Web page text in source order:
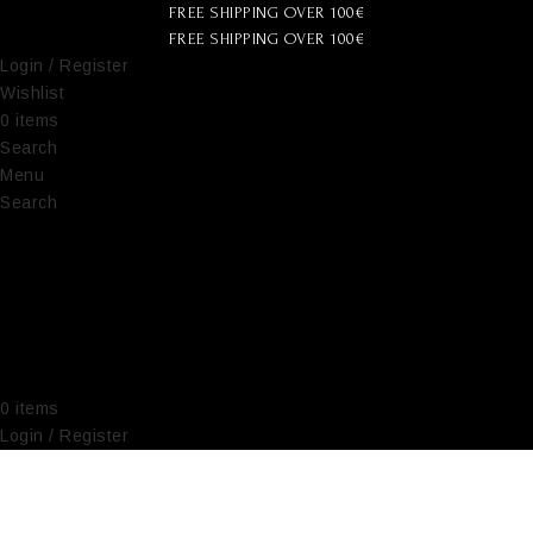
FREE SHIPPING OVER 100€
FREE SHIPPING OVER 100€
Login / Register
Wishlist
0 items
Search
Menu
Search
0 items
Login / Register